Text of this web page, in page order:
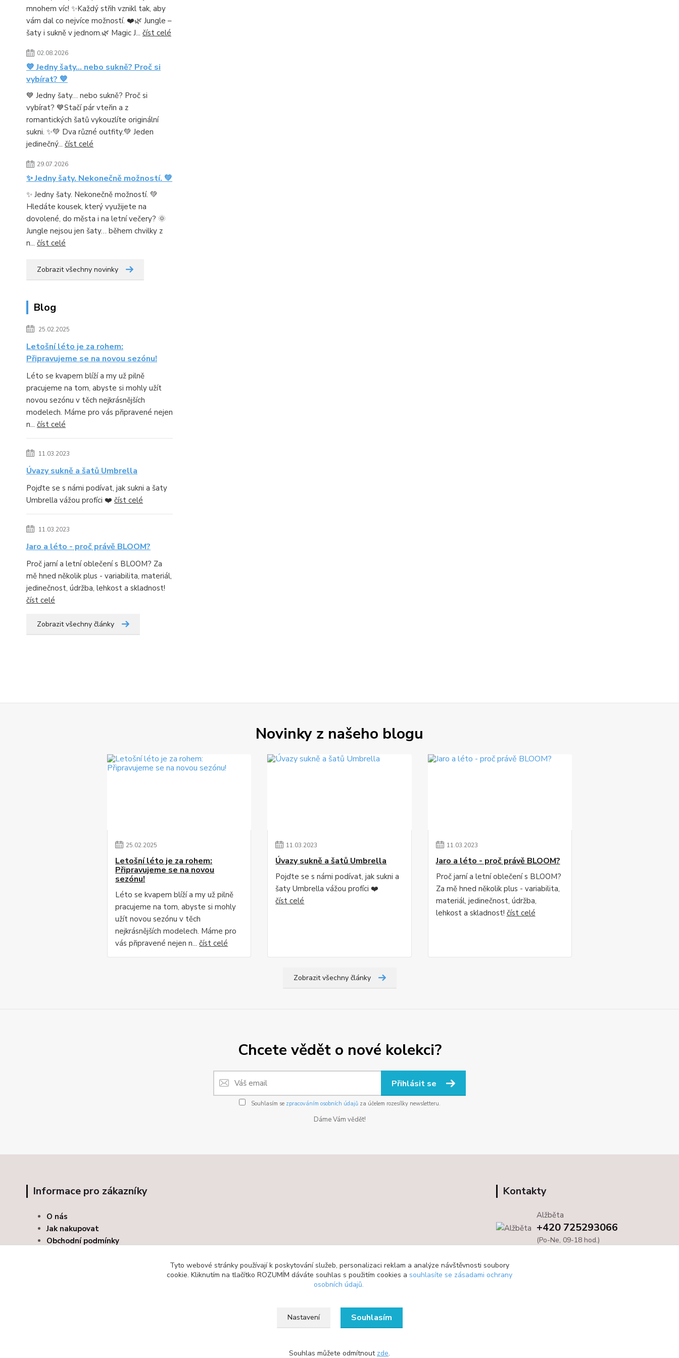
mnohem víc! ✨Každý střih vznikl tak, aby
vám dal co nejvíce možností. ❤️🌿 Jungle –
šaty i sukně v jednom.🌿 Magic J... číst celé
02.08.2026
💙 Jedny šaty… nebo sukně? Proč si
vybírat? 💙
💙 Jedny šaty… nebo sukně? Proč si
vybírat? 💙Stačí pár vteřin a z
romantických šatů vykouzlíte originální
sukni. ✨💚 Dva různé outfity.💚 Jeden
jedinečný... číst celé
29.07.2026
✨ Jedny šaty. Nekonečně možností. 💚
✨ Jedny šaty. Nekonečně možností. 💚
Hledáte kousek, který využijete na
dovolené, do města i na letní večery? 🌞
Jungle nejsou jen šaty… během chvilky z
n... číst celé
Zobrazit všechny novinky
Blog
25.02.2025
Letošní léto je za rohem:
Připravujeme se na novou sezónu!
Léto se kvapem blíží a my už pilně
pracujeme na tom, abyste si mohly užít
novou sezónu v těch nejkrásnějších
modelech. Máme pro vás připravené nejen
n... číst celé
11.03.2023
Úvazy sukně a šatů Umbrella
Pojďte se s námi podívat, jak sukni a šaty
Umbrella vážou profíci ❤️ číst celé
11.03.2023
Jaro a léto - proč právě BLOOM?
Proč jarní a letní oblečení s BLOOM? Za
mě hned několik plus - variabilita, materiál,
jedinečnost, údržba, lehkost a skladnost!
číst celé
Zobrazit všechny články
Novinky z našeho blogu
25.02.2025
Letošní léto je za rohem:
Připravujeme se na novou
sezónu!
Léto se kvapem blíží a my už pilně
pracujeme na tom, abyste si mohly
užít novou sezónu v těch
nejkrásnějších modelech. Máme pro
vás připravené nejen n...číst celé
11.03.2023
Úvazy sukně a šatů Umbrella
Pojďte se s námi podívat, jak sukni a
šaty Umbrella vážou profíci ❤️
číst celé
11.03.2023
Jaro a léto - proč právě BLOOM?
Proč jarní a letní oblečení s BLOOM?
Za mě hned několik plus - variabilita,
materiál, jedinečnost, údržba,
lehkost a skladnost! číst celé
Zobrazit všechny články
Chcete vědět o nové kolekci?
Přihlásit se
Souhlasím se zpracováním osobních údajůza účelem rozesílky newsletteru.
Dáme Vám vědět!
Informace pro zákazníky
O nás
Jak nakupovat
Obchodní podmínky
Kontakty
Alžběta
+420 725293066
(Po-Ne, 09-18 hod.)
Tyto webové stránky používají k poskytování služeb, personalizaci reklam a analýze návštěvnosti soubory
cookie. Kliknutím na tlačítko ROZUMÍM dáváte souhlas s použitím cookies a souhlasíte se zásadami ochrany
osobních údajů.
Nastavení Souhlasím
Souhlas můžete odmítnout zde.